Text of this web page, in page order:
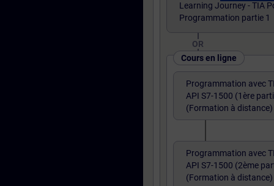
Learning Journey - TIA
Programmation partie 1
OR
Cours en ligne
Programmation avec
API S7-1500 (1ère
(Formation à distance)
Programmation avec
API S7-1500 (2ème
(Formation à distance)